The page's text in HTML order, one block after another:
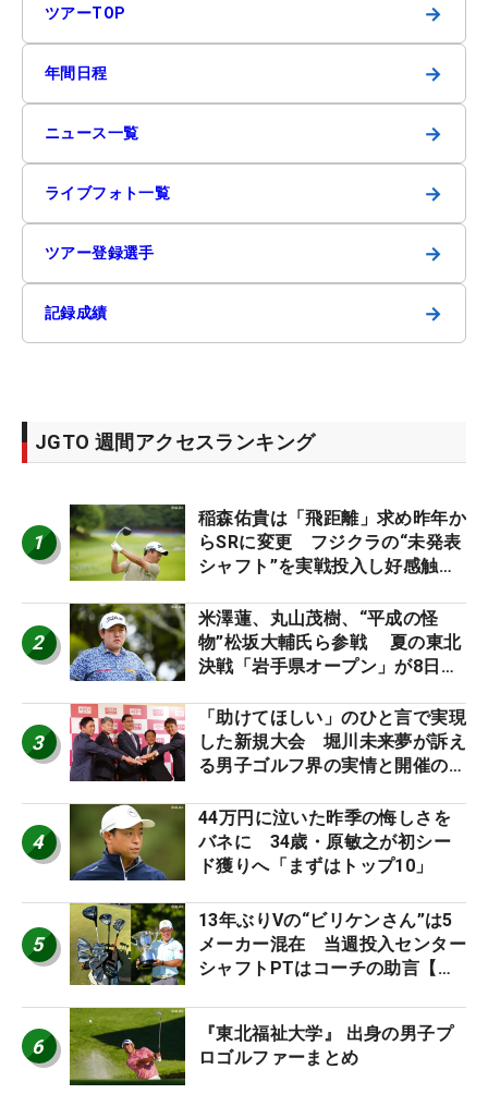
ツアーTOP →
年間日程 →
ニュース一覧 →
ライブフォト一覧 →
ツアー登録選手 →
記録成績 →
JGTO 週間アクセスランキング
1
稲森佑貴は「飛距離」求め昨年か
らSRに変更 フジクラの“未発表
シャフト”を実戦投入し好感触
ーのヒトネタ！】
2
米澤蓮、丸山茂樹、“平成の怪
物”松坂大輔氏ら参戦 夏の東北
決戦「岩手県オープン」が8日開
3
「助けてほしい」のひと言で実現
した新規大会 堀川未来夢が訴え
る男子ゴルフ界の実情と開催の舞
4
44万円に泣いた昨季の悔しさを
バネに 34歳・原敏之が初シー
ド獲りへ「まずはトップ10」
5
13年ぶりVの“ビリケンさん”は5
メーカー混在 当週投入センター
シャフトPTはコーチの助言【勝
6
『東北福祉大学』 出身の男子プ
ロゴルファーまとめ